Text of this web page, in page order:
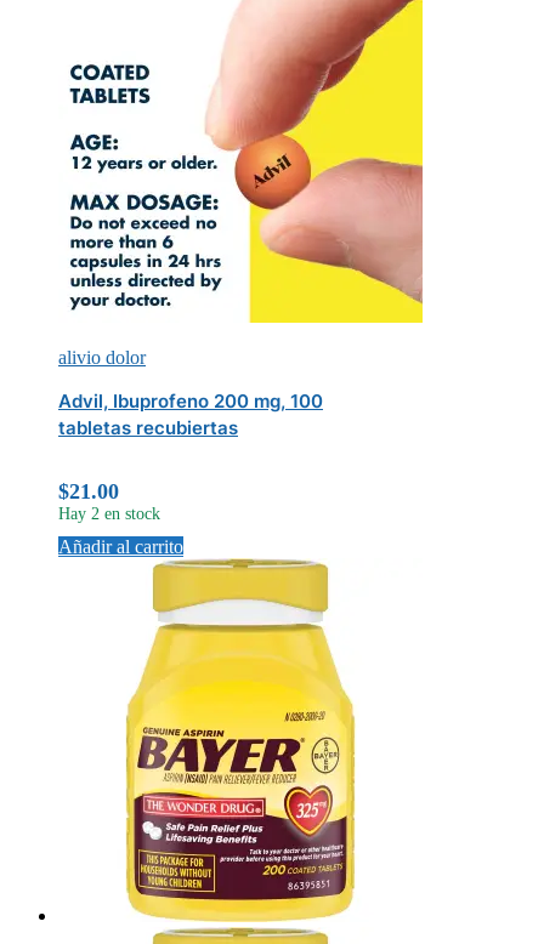
alivio dolor
Advil, Ibuprofeno 200 mg, 100
tabletas recubiertas
$21.00
Hay 2 en stock
Añadir al carrito